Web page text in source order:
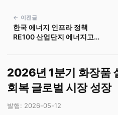
← 이전글
한국 에너지 인프라 정책
RE100 산업단지 에너지고속
2026년 1분기 화장품
회복 글로벌 시장 성장
발행: 2026-05-12